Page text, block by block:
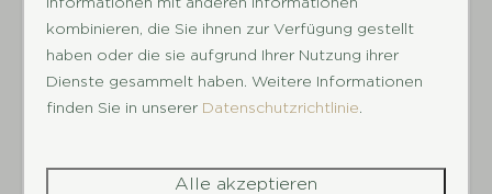
Parkeinrichtungen
Ferienpark ohne Feuerwerk
Parkladen
Kleinkinderbecken
WaldAm Waldrand gelegen
Drenther Dörfern wie Schoonloo und Orvelte
vorbeiführen. In kurzer Entfernung findet ihr
zudem besondere Sehenswürdigkeiten wie das
größte Hünengrab der Niederlande und das
entspannten Spaziergang, eine aktive Fahrradtour
kombinieren, die Sie ihnen zur Verfügung gestellt
haben oder die sie aufgrund Ihrer Nutzung ihrer
Dienste gesammelt haben. Weitere Informationen
finden Sie in unserer Datenschutzrichtlinie
Alle akzeptieren